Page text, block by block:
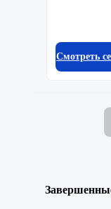
Смотреть